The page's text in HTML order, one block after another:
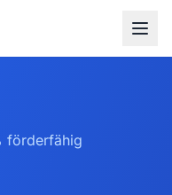
förderfähig